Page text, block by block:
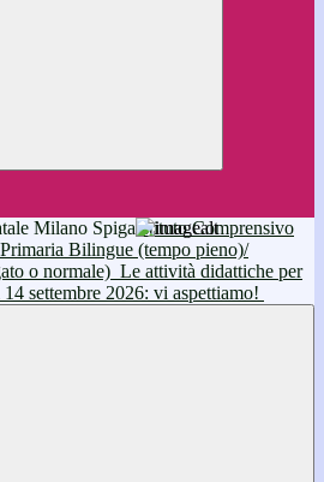
Istituto Comprensivo
Primaria Bilingue (tempo pieno)/
o normale) Le attività didattiche per
settembre 2026: vi aspettiamo!